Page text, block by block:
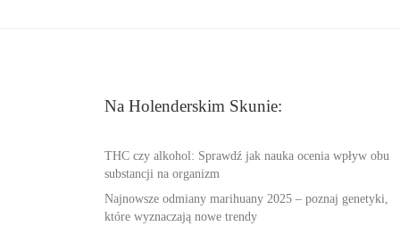
Na Holenderskim Skunie:
THC czy alkohol: Sprawdź jak nauka ocenia wpływ obu
substancji na organizm
Najnowsze odmiany marihuany 2025 – poznaj genetyki,
które wyznaczają nowe trendy